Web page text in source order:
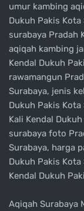
umur kambing
Dukuh Pakis
surabaya Pradah
aqiqah kambing
Kendal Dukuh
rawamangun
Surabaya, jenis
Dukuh Pakis
Kali Kendal
surabaya foto
Surabaya, harga
Dukuh Pakis
Kendal Dukuh
Aqiqah Surabaya